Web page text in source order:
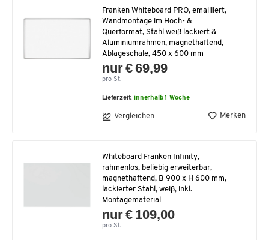
Franken Whiteboard PRO, emailliert,
Wandmontage im Hoch- &
Querformat, Stahl weiß lackiert &
Aluminiumrahmen, magnethaftend,
Ablageschale, 450 x 600 mm
nur € 69,99
pro St.
Lieferzeit:innerhalb 1 Woche
Vergleichen Merken
Whiteboard Franken Infinity,
rahmenlos, beliebig erweiterbar,
magnethaftend, B 900 x H 600 mm,
lackierter Stahl, weiß, inkl.
Montagematerial
nur € 109,00
pro St.